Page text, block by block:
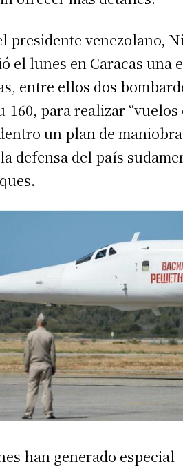
presidente venezolano,
el lunes en Caracas una
entre ellos dos
160, para realizar
un plan de
defensa del país
han generado especial